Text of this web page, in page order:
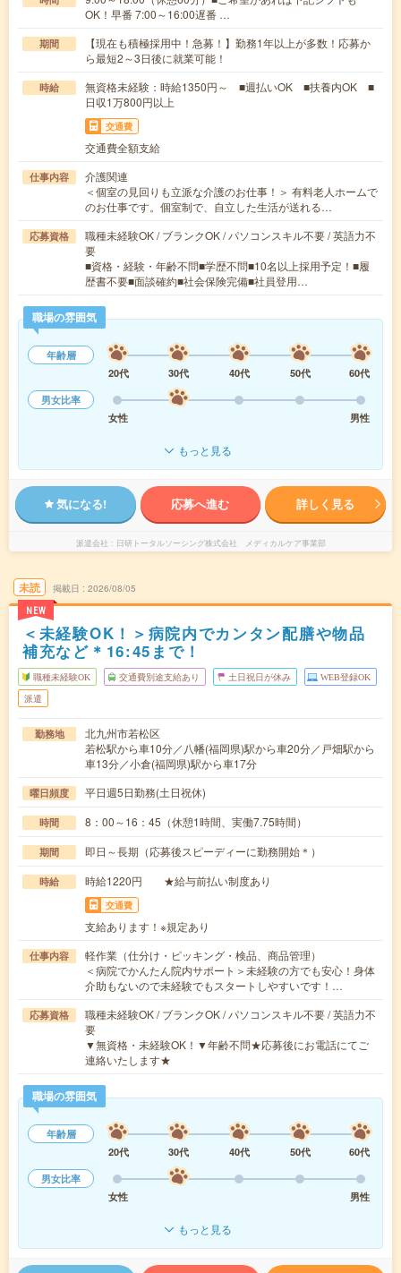
OK！早番 7:00～16:00遅番 …
期間
【現在も積極採用中！急募！】勤務1年以上が多数！応募か
ら最短2～3日後に就業可能！
時給
無資格未経験：時給1350円～ ■週払いOK ■扶養内OK ■
日収1万800円以上
交通費
交通費全額支給
仕事内容
介護関連
＜個室の見回りも立派な介護のお仕事！＞ 有料老人ホームで
のお仕事です。個室制で、自立した生活が送れる…
応募資格
職種未経験OK / ブランクOK / パソコンスキル不要 / 英語力不
要
■資格・経験・年齢不問■学歴不問■10名以上採用予定！■履
歴書不要■面談確約■社会保険完備■社員登用…
職場の雰囲気
年齢層
20代
30代 40代 50代
60代
男女比率
女性
男性
もっと見る
気になる! 応募へ進む 詳しく見る
派遣会社 日研トータルソーシング株式会社 メディカルケア事業部
未読
NEW
掲載日 2026/08/05
＜未経験OK！＞病院内でカンタン配膳や物品
補充など＊16:45まで！
職種未経験OK 交通費別途支給あり 土日祝日が休み WEB登録OK
派遣
勤務地
北九州市若松区
若松駅から車10分／八幡(福岡県)駅から車20分／戸畑駅から
車13分／小倉(福岡県)駅から車17分
曜日頻度 平日週5日勤務(土日祝休)
時間 8：00～16：45（休憩1時間、実働7.75時間）
期間 即日～長期（応募後スピーディーに勤務開始＊）
時給 時給1220円 ★給与前払い制度あり
交通費
支給あります！※規定あり
仕事内容
軽作業（仕分け・ピッキング・検品、商品管理）
＜病院でかんたん院内サポート＞未経験の方でも安心！身体
介助もないので未経験でもスタートしやすいです！…
応募資格
職種未経験OK / ブランクOK / パソコンスキル不要 / 英語力不
要
▼無資格・未経験OK！▼年齢不問★応募後にお電話にてご
連絡いたします★
職場の雰囲気
年齢層
20代
30代 40代 50代
60代
男女比率
女性
男性
もっと見る